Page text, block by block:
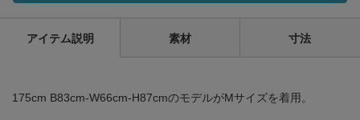
アイテム説明 素材 寸法
175cm B83cm-W66cm-H87cmのモデルがMサイズを着用。